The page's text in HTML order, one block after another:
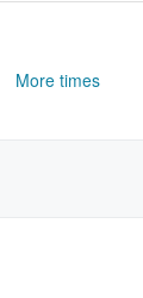
More times